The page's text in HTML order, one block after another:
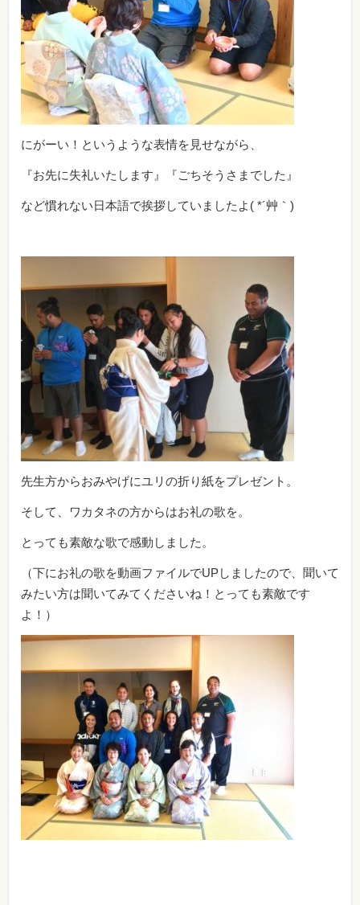
にがーい！というような表情を見せながら、
『お先に失礼いたします』『ごちそうさまでした』
など慣れない日本語で挨拶していましたよ( *´艸｀)
先生方からおみやげにユリの折り紙をプレゼント。
そして、ワカタネの方からはお礼の歌を。
とっても素敵な歌で感動しました。
（下にお礼の歌を動画ファイルでUPしましたので、聞いて
みたい方は聞いてみてくださいね！とっても素敵です
よ！）